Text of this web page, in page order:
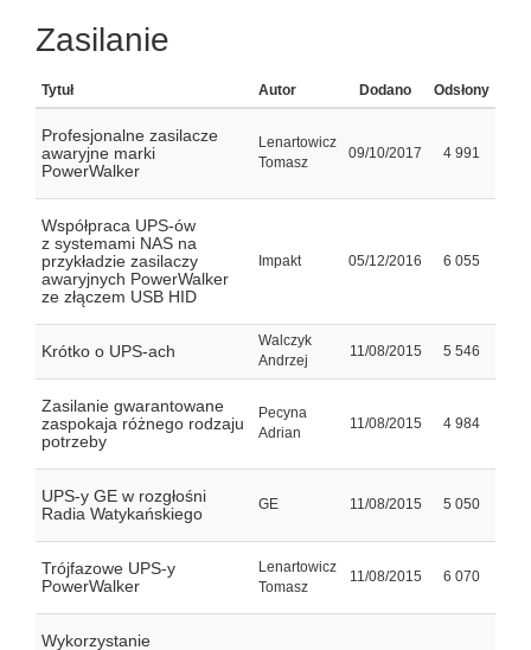
Zasilanie
Tytuł Autor Dodano Odsłony
Profesjonalne zasilacze
awaryjne marki
PowerWalker
Lenartowicz
Tomasz
09/10/2017 4 991
Współpraca UPS-ów
z systemami NAS na
przykładzie zasilaczy
awaryjnych PowerWalker
ze złączem USB HID
Impakt 05/12/2016 6 055
Krótko o UPS-ach
Walczyk
Andrzej
11/08/2015 5 546
Zasilanie gwarantowane
zaspokaja różnego rodzaju
potrzeby
Pecyna
Adrian
11/08/2015 4 984
UPS-y GE w rozgłośni
Radia Watykańskiego
GE 11/08/2015 5 050
Trójfazowe UPS-y
PowerWalker
Lenartowicz
Tomasz
11/08/2015 6 070
Wykorzystanie